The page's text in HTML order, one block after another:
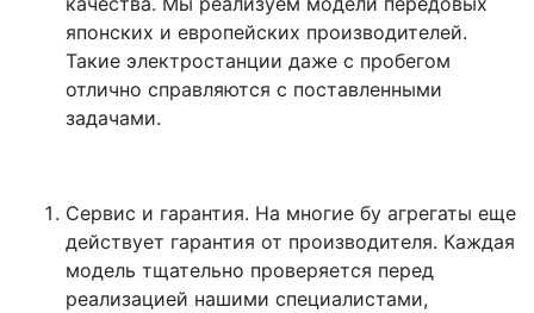
японских и европейских производителей.
Такие электростанции даже с пробегом
отлично справляются с поставленными
задачами.
Сервис и гарантия. На многие бу агрегаты еще
действует гарантия от производителя. Каждая
модель тщательно проверяется перед
реализацией нашими специалистами,